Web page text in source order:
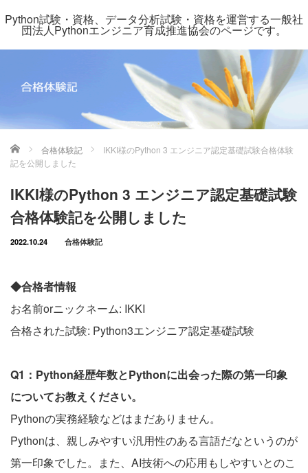
Python試験・資格、データ分析試験・資格を運営する一般社
団法人Pythonエンジニア育成推進協会のページです。
ホーム 合格体験記
IKKI様のPython 3 エンジニア認定基礎試験合格体験
記を公開しました
IKKI様のPython 3 エンジニア認定基礎試験
合格体験記を公開しました
2022.10.24 合格体験記
◆合格者情報
お名前orニックネーム: IKKI
合格された試験: Python3エンジニア認定基礎試験
Q1：Python経歴年数とPythonに出会った際の第一印象
についてお教えください。
Pythonの実務経験などはまだありません。
Pythonは、親しみやすい汎用性のある言語だなというのが
第一印象でした。また、AI技術への応用もしやすいとのこ